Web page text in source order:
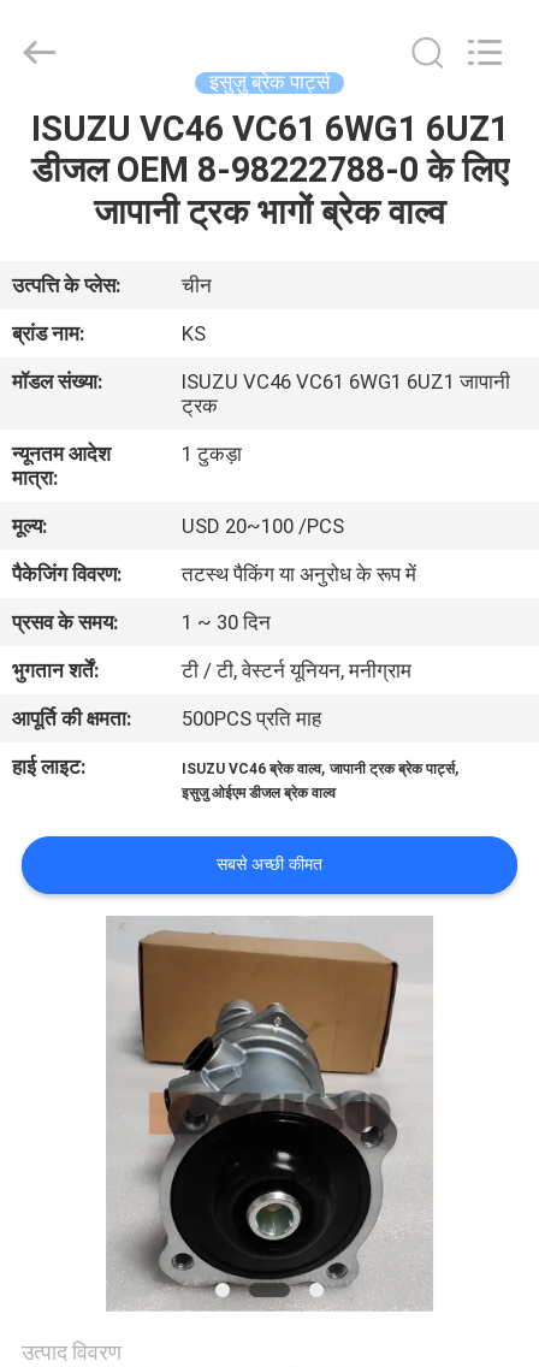
घर
हमारे
बारे
में
कारखाना
भ्रमण
गुणवत्ता
नियंत्रण
संपर्क
करें
एक
POLICY
Reserved.
इसुज़ु ब्रेक पार्ट्स
ISUZU VC46 VC61 6WG1 6UZ1
डीजल OEM 8-98222788-0 के लिए
जापानी ट्रक भागों ब्रेक वाल्व
उत्पत्ति के प्लेस:
चीन
ब्रांड नाम:
KS
मॉडल संख्या:
ISUZU VC46 VC61 6WG1 6UZ1 जापानी
ट्रक
न्यूनतम आदेश
मात्रा:
1 टुकड़ा
मूल्य:
USD 20~100 /PCS
पैकेजिंग विवरण:
तटस्थ पैकिंग या अनुरोध के रूप में
प्रसव के समय:
1 ~ 30 दिन
भुगतान शर्तें:
टी / टी, वेस्टर्न यूनियन, मनीग्राम
आपूर्ति की क्षमता:
500PCS प्रति माह
हाई लाइट:
ISUZU VC46 ब्रेक वाल्व,जापानी ट्रक ब्रेक पार्ट्स,
इसुजु ओईएम डीजल ब्रेक वाल्व
सबसे अच्छी कीमत
उत्पाद विवरण